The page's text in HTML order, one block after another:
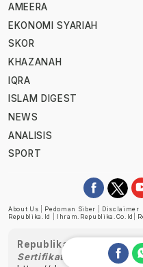
AMEERA
EKONOMI SYARIAH
SKOR
KHAZANAH
IQRA
ISLAM DIGEST
NEWS
ANALISIS
SPORT
About Us Pedoman Siber
Disclaimer
Republika.id
Ihram.republika.co.id
Republika telah
Sertifikat Nomor 1058/